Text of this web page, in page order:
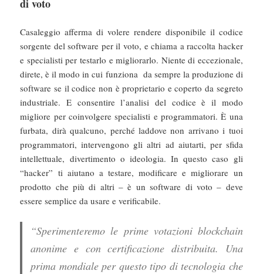
di voto
Casaleggio afferma di volere rendere disponibile il codice
sorgente del software per il voto, e chiama a raccolta hacker
e specialisti per testarlo e migliorarlo. Niente di eccezionale,
direte, è il modo in cui funziona da sempre la produzione di
software se il codice non è proprietario e coperto da segreto
industriale. E consentire l’analisi del codice è il modo
migliore per coinvolgere specialisti e programmatori. È una
furbata, dirà qualcuno, perché laddove non arrivano i tuoi
programmatori, intervengono gli altri ad aiutarti, per sfida
intellettuale, divertimento o ideologia. In questo caso gli
“hacker” ti aiutano a testare, modificare e migliorare un
prodotto che più di altri – è un software di voto – deve
essere semplice da usare e verificabile.
“Sperimenteremo le prime votazioni blockchain
anonime e con certificazione distribuita. Una
prima mondiale per questo tipo di tecnologia che